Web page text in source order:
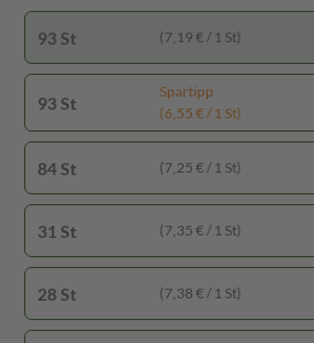
93 St (7,19 € / 1 St)
93 St
Spartipp
(6,55 € / 1 St)
84 St (7,25 € / 1 St)
31 St (7,35 € / 1 St)
28 St (7,38 € / 1 St)